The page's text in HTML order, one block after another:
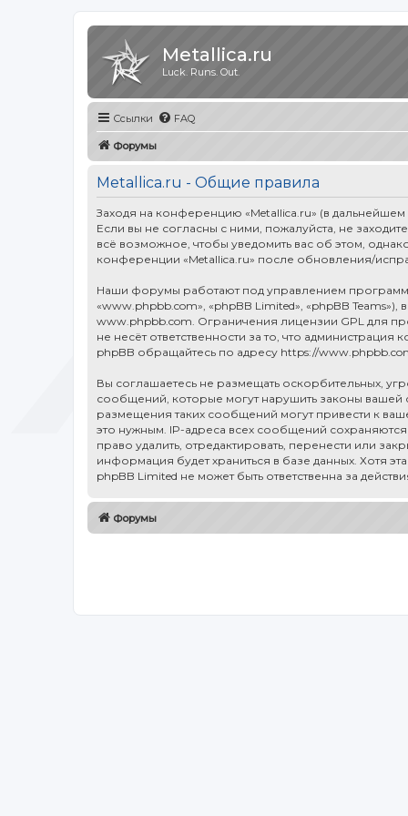
Metallica.ru
Luck. Runs. Out.
Ссылки FAQ
Форумы
Metallica.ru - Общие правила
Заходя на конференцию «Metallica.ru» (в
Если вы не согласны с ними, пожалуйста, не
всё возможное, чтобы уведомить вас об этом,
конференции «Metallica.ru» после обновления/
Наши форумы работают под управлением
«www.phpbb.com», «phpBB Limited», «phpBB
www.phpbb.com . Ограничения лицензии GPL для
не несёт ответственности за то, что
phpBB обращайтесь по адресу https://
Вы соглашаетесь не размещать оскорбительных,
сообщений, которые могут нарушить законы вашей
размещения таких сообщений могут привести к
это нужным. IP-адреса всех сообщений
право удалить, отредактировать, перенести или
информация будет храниться в базе данных. Хотя
phpBB Limited не может быть ответственна за
Форумы